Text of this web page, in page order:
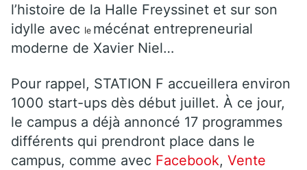
l’histoire de la Halle Freyssinet et sur son
idylle avec le mécénat entrepreneurial
moderne de Xavier Niel…
Pour rappel, STATION F accueillera environ
1000 start-ups dès début juillet. À ce jour,
le campus a déjà annoncé 17 programmes
différents qui prendront place dans le
campus, comme avec Facebook, Vente